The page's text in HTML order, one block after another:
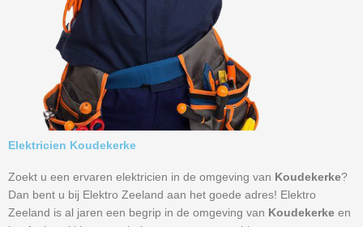
Elektricien Koudekerke
Zoekt u een ervaren elektricien in de omgeving van Koudekerke?
Dan bent u bij Elektro Zeeland aan het goede adres! Elektro
Zeeland is al jaren een begrip in de omgeving van Koudekerke en